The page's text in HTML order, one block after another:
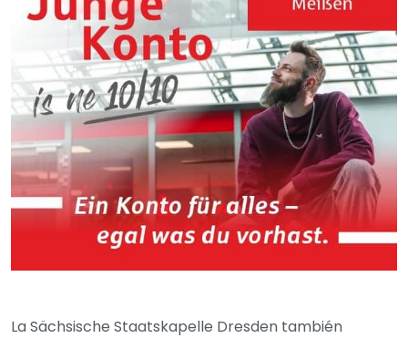
La Sächsische Staatskapelle Dresden también